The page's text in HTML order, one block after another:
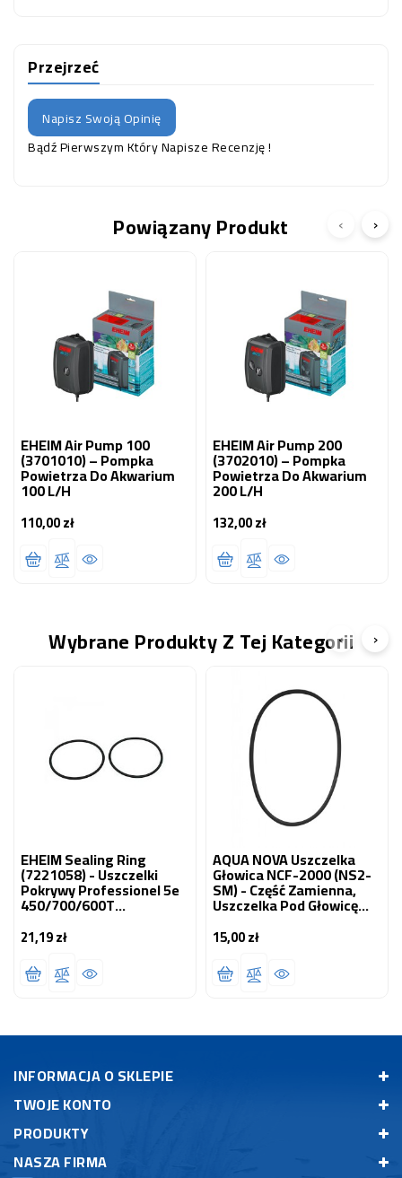
Przejrzeć
Napisz Swoją Opinię
Bądź Pierwszym Który Napisze Recenzję !
Powiązany Produkt
EHEIM Air Pump 100
(3701010) – Pompka
Powietrza Do Akwarium
100 L/h
110,00 złCena
EHEIM Air Pump 200
(3702010) – Pompka
Powietrza Do Akwarium
200 L/h
132,00 złCena
‹ ›
Wybrane Produkty Z Tej Kategorii
EHEIM Sealing Ring
(7221058) - Uszczelki
Pokrywy Professionel 5e
450/700/600T
(2076/2078/2178)
21,19 złCena
AQUA NOVA Uszczelka
Głowica NCF-2000 (NS2-
SM) - Część Zamienna,
Uszczelka Pod Głowicę
15,00 złCena
‹ ›
INFORMACJA O SKLEPIE
TWOJE KONTO
PRODUKTY
NASZA FIRMA